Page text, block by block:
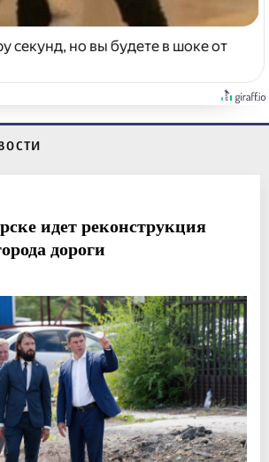
секунд, но вы будете в шоке от
идет реконструкция
дороги